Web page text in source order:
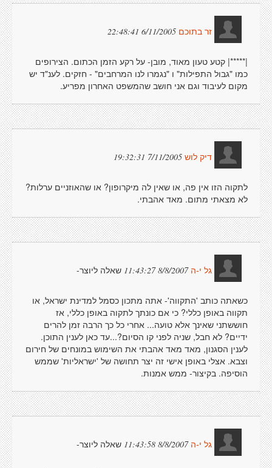
זר בתוכם 6/11/2005 22:48:41
|*****| קטע טעון מאוד, מובן- על רקע הזמן הכתום. הצירופים
כמו "גבול התפילות" ו "נגמרו לנו המרחבים" - חזקים. לענ"ד יש
מקום לעיבוד וגם אני חושב שהמשפט האחרון מפריע.
דיק לוש 7/11/2005 19:32:31
לתקוה הזו אין פה, או שאין לה מיקרופון? או שהאוזניים ערלות?
לא מצאתי מתום. מאד אהבתי.
גל י-ה8/8/2007 11:43:27 שאלה ליוצר-
כשאתה כותב 'התקווה'- אתה מתכון כסמל למדינת ישראל, או
תקווה באופן כללי? כי אם כונתך לתקוה באופן כללי, אז
חוששתני שאינך אלא טועה... אחרי כל כך הרבה זמן להרים
ידיים? לא חבל, שניה לפני קו הסיום?...עד כאן לענין התוכן.
לענין הסגנון, מאד מאד אהבתי את השימוש במונחים של חירום
וצבא. אצלי באופן אישי זה יצר תחושה של 'ישראליות' שממש
הוסיפה. בקיצור- ממש אמנות.
גל י-ה8/8/2007 11:43:58 שאלה ליוצר-